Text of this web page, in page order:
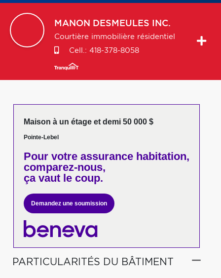
MANON DESMEULES INC.
Courtière immobilière résidentiel
Cell.: 418-378-8058
Maison à un étage et demi 50 000 $
Pointe-Lebel
Pour votreassurance habitation,
comparez-nous,
ça vaut le coup.
Demandez une soumission
PARTICULARITÉS DU BÂTIMENT